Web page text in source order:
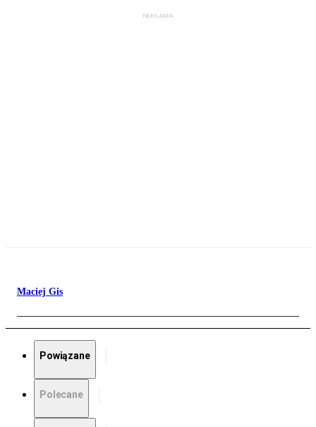
Maciej Gis
Powiązane
Polecane